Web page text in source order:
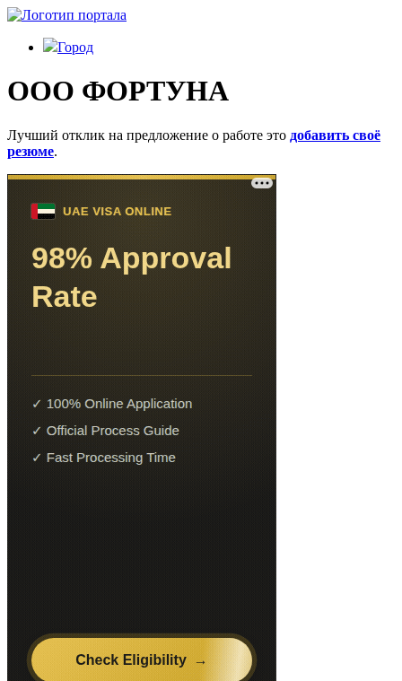
Город
ООО ФОРТУНА
Лучший отклик на предложение о работе это добавить своё
резюме.